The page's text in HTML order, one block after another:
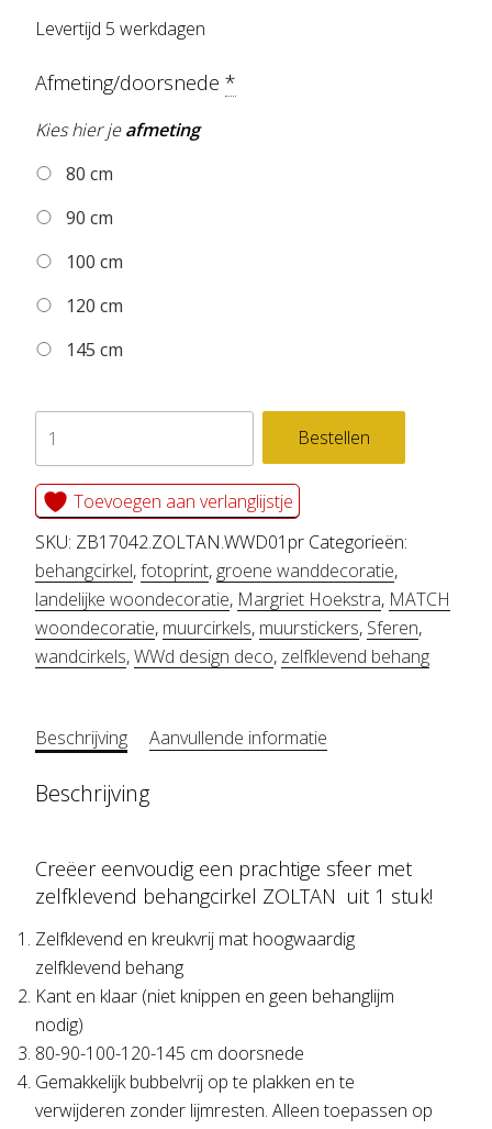
Levertijd 5 werkdagen
Afmeting/doorsnede *
Kies hier jeafmeting
80 cm
90 cm
100 cm
120 cm
145 cm
zelfklevend
behangcirkel
ZOLTAN
aantal
Bestellen
Toevoegen aan verlanglijstje
SKU: ZB17042.ZOLTAN.WWD01pr Categorieën:
behangcirkel,fotoprint, groene wanddecoratie,
landelijke woondecoratie, Margriet Hoekstra, MATCH
woondecoratie, muurcirkels, muurstickers, Sferen,
wandcirkels,WWd design deco, zelfklevend behang
Beschrijving Aanvullende informatie
Beschrijving
Creëer eenvoudig een prachtige sfeer met
zelfklevend behangcirkel ZOLTAN uit 1 stuk!
Zelfklevend en kreukvrij mat hoogwaardig
zelfklevend behang
Kant en klaar (niet knippen en geen behanglijm
nodig)
80-90-100-120-145 cm doorsnede
Gemakkelijk bubbelvrij op te plakken en te
verwijderen zonder lijmresten. Alleen toepassen op